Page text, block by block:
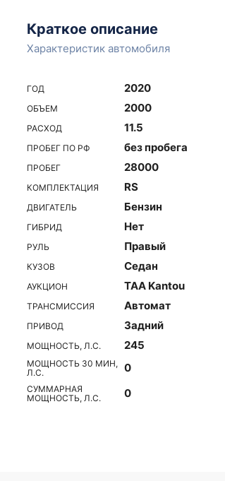
Краткое описание
Характеристик автомобиля
ГОД 2020
ОБЪЕМ 2000
РАСХОД 11.5
ПРОБЕГ ПО РФ без пробега
ПРОБЕГ 28000
КОМПЛЕКТАЦИЯ RS
ДВИГАТЕЛЬ Бензин
ГИБРИД Нет
РУЛЬ Правый
КУЗОВ Седан
АУКЦИОН TAA Kantou
ТРАНСМИССИЯ Автомат
ПРИВОД Задний
МОЩНОСТЬ, Л.С. 245
МОЩНОСТЬ 30 МИН,
Л.С.
0
СУММАРНАЯ
МОЩНОСТЬ, Л.С.
0